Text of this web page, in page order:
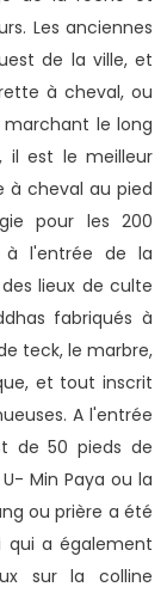
Les anciennes
de la ville, et
à cheval, ou
le long
il est le meilleur
à cheval au pied
pour les 200
à l'entrée de la
lieux de culte
fabriqués à
teck, le marbre,
et tout inscrit
A l'entrée
de 50 pieds de
Min Paya ou la
ou prière a été
qui a également
sur la colline